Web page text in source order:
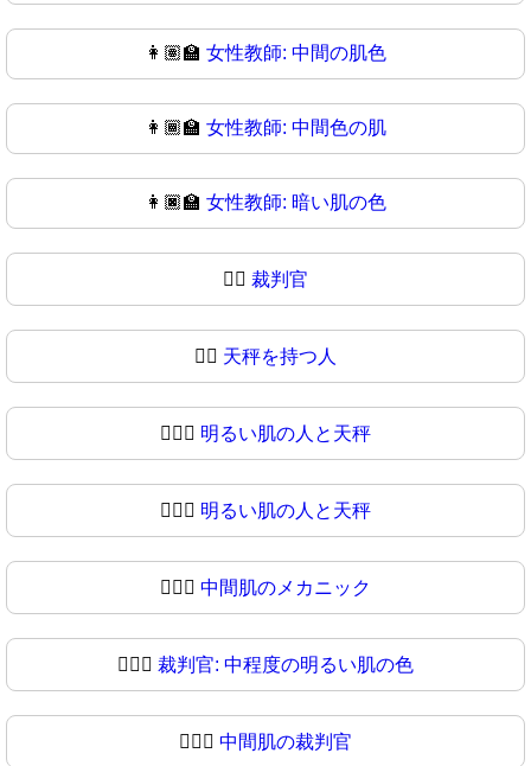
👩🏽‍🏫 女性教師: 中間の肌色
👩🏾‍🏫 女性教師: 中間色の肌
👩🏿‍🏫 女性教師: 暗い肌の色
🧑‍⚖️ 裁判官
🧑‍⚖ 天秤を持つ人
🧑🏻‍⚖️ 明るい肌の人と天秤
🧑🏻‍⚖ 明るい肌の人と天秤
🧑🏼‍⚖️ 中間肌のメカニック
🧑🏼‍⚖ 裁判官: 中程度の明るい肌の色
🧑🏽‍⚖️ 中間肌の裁判官